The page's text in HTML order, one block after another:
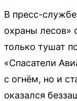
В пресс-
охраны лесов»
только тушат
«Спасатели
с огнём, но и
оказался